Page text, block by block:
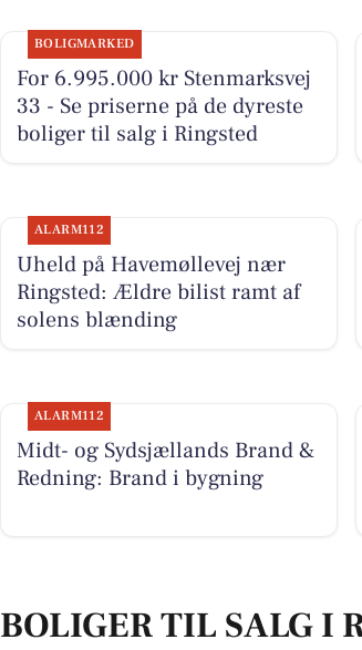
BOLIGMARKED
For 6.995.000 kr Stenmarksvej
33 - Se priserne på de dyreste
boliger til salg i Ringsted
ALARM112
Uheld på Havemøllevej nær
Ringsted: Ældre bilist ramt af
solens blænding
ALARM112
Midt- og Sydsjællands Brand &
Redning: Brand i bygning
BOLIGER TIL SALG I